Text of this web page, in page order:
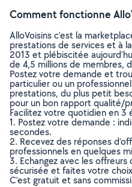
Comment fonctionne
AlloVoisins c’est la
prestations de services et à
2013 et plébiscitée
de 4,5 millions de membres,
Postez votre demande et
particulier ou un
prestations, du plus petit
pour un bon rapport qualité/
Facilitez votre quotidien en 3
1. Postez votre demande :
secondes.
2. Recevez des réponses
professionnels en quelques
3. Echangez avec les
sécurisée et faites votre
C’est gratuit et sans